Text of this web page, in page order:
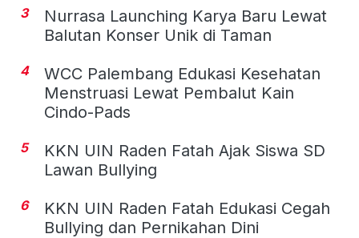
3
Nurrasa Launching Karya Baru Lewat
Balutan Konser Unik di Taman
4
WCC Palembang Edukasi Kesehatan
Menstruasi Lewat Pembalut Kain
Cindo-Pads
5
KKN UIN Raden Fatah Ajak Siswa SD
Lawan Bullying
6
KKN UIN Raden Fatah Edukasi Cegah
Bullying dan Pernikahan Dini